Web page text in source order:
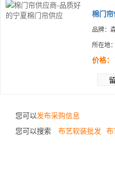
棉门
品牌：
所在地
价格：
您可以发布采购信息
您可以搜索
布艺软装批发 布